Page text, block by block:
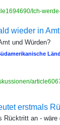
Ich-
wieder in
und Würden?
erstmals
Rücktritt an -